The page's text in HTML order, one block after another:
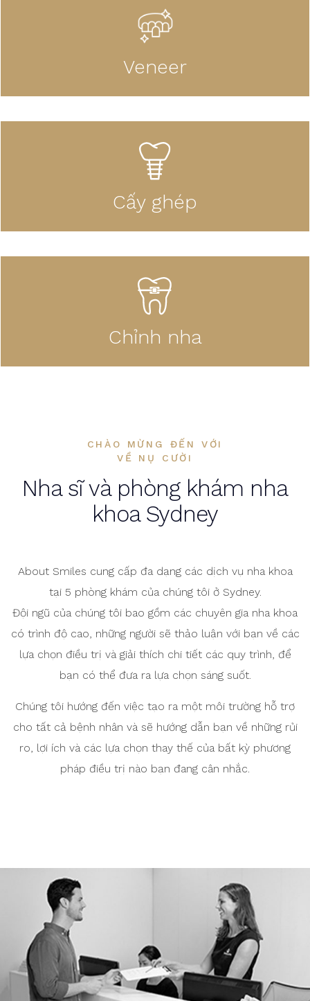
Veneer
Cấy ghép
Chỉnh nha
CHÀO MỪNG ĐẾN VỚI
VỀ NỤ CƯỜI
Nha sĩ và phòng khám nha
khoa Sydney
About Smiles cung cấp đa dạng các dịch vụ nha khoa
tại 5 phòng khám của chúng tôi ở Sydney.
Đội ngũ của chúng tôi bao gồm các chuyên gia nha khoa
có trình độ cao, những người sẽ thảo luận với bạn về các
lựa chọn điều trị và giải thích chi tiết các quy trình, để
bạn có thể đưa ra lựa chọn sáng suốt.
Chúng tôi hướng đến việc tạo ra một môi trường hỗ trợ
cho tất cả bệnh nhân và sẽ hướng dẫn bạn về những rủi
ro, lợi ích và các lựa chọn thay thế của bất kỳ phương
pháp điều trị nào bạn đang cân nhắc.